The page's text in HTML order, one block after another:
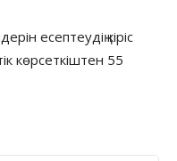
есептеудің кіріс
көрсеткіштен 55